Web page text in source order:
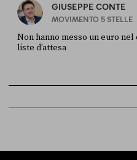
GIUSEPPE CONTE
MOVIMENTO 5 STELLE
Non hanno messo un euro
liste d’attesa